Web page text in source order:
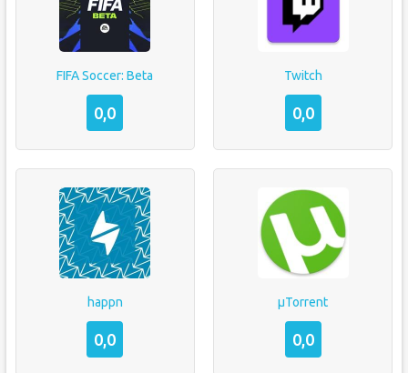
FIFA Soccer: Beta
0,0
Twitch
0,0
happn
0,0
µTorrent
0,0